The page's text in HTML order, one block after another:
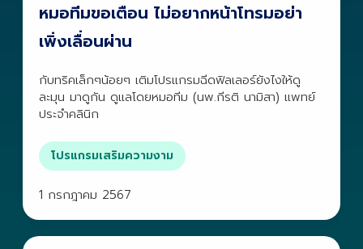
หมอทีมขอเตือน ไม่อยากหน้าโทรมอย่า
เพิ่งเลื่อนผ่าน
กับทริคเล็กๆน้อยๆ เติมโปรแกรมฉีดฟิลเลอร์ยังไงให้ดู
ละมุน มาดูกัน ดูแลโดยหมอทีม (นพ.กีรติ นามิสา) แพทย์
ประจำคลินิก
โปรแกรมเสริมความงาม
1 กรกฎาคม 2567